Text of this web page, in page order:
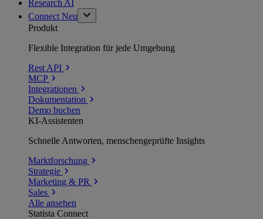
Research AI
Connect Neu
Produkt
Flexible Integration für jede Umgebung
Rest API
MCP
Integrationen
Dokumentation
Demo buchen
KI-Assistenten
Schnelle Antworten, menschengeprüfte Insights
Marktforschung
Strategie
Marketing & PR
Sales
Alle ansehen
Statista Connect